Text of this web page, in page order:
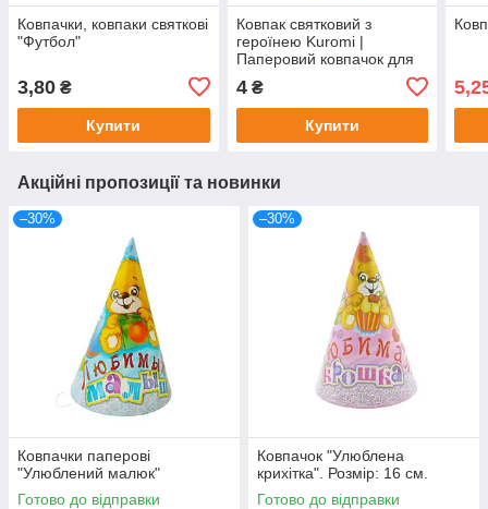
Ковпачки, ковпаки святкові
"Футбол"
3,80 ₴
Купити
Ковпак святковий з
героїнею Kuromi |
Паперовий ковпачок для
дня народження, вечірки,
аніме-декор, Україна
4₴
Купити
Акційні пропозиції та новинки
–30%
Ковпачки паперові
"Улюблений малюк"
Готово до відправки
–30%
Ковпачок "Улюблена
крихітка". Розмір: 16 см.
Готово до відправки